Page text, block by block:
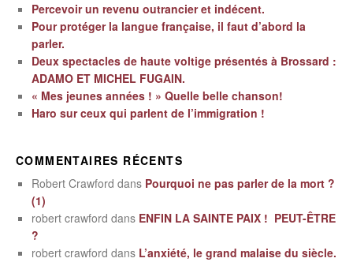
Percevoir un revenu outrancier et indécent.
Pour protéger la langue française, il faut d’abord la
parler.
Deux spectacles de haute voltige présentés à Brossard :
ADAMO ET MICHEL FUGAIN.
« Mes jeunes années ! » Quelle belle chanson!
Haro sur ceux qui parlent de l’immigration !
COMMENTAIRES RÉCENTS
Robert Crawford dans Pourquoi ne pas parler de la mort ?
(1)
robert crawford dans ENFIN LA SAINTE PAIX ! PEUT-ÊTRE
?
robert crawford dans L’anxiété, le grand malaise du siècle.